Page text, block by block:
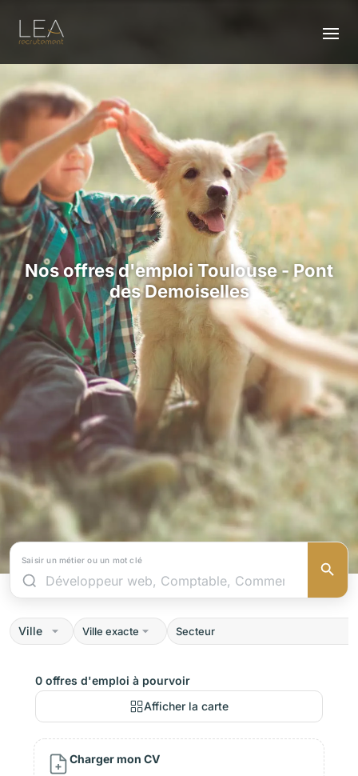
Nos offres d'emploi Toulouse - Pont
des Demoiselles
Saisir un métier ou un mot clé
Ville
0 offres d'emploi à pourvoir
Afficher la carte
Charger mon CV